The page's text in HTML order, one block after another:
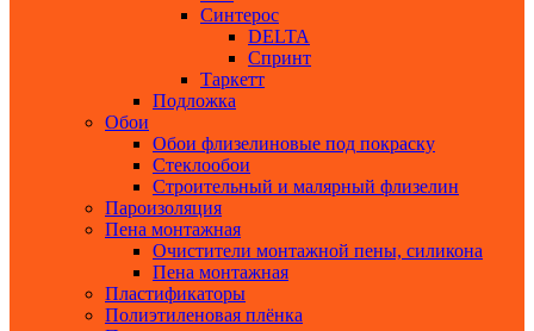
Синтерос
DELTA
Спринт
Таркетт
Подложка
Обои
Обои флизелиновые под покраску
Стеклообои
Строительный и малярный флизелин
Пароизоляция
Пена монтажная
Очистители монтажной пены, силикона
Пена монтажная
Пластификаторы
Полиэтиленовая плёнка